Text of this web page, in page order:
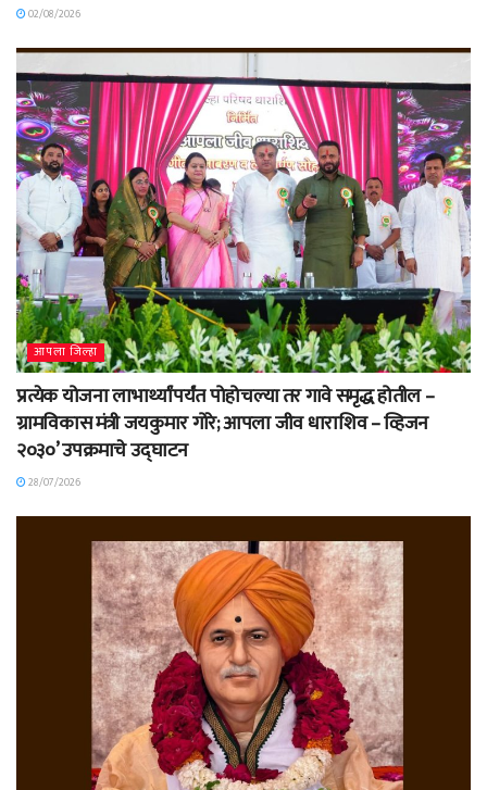
02/08/2026
आपला जिल्हा
प्रत्येक योजना लाभार्थ्यांपर्यंत पोहोचल्या तर गावे समृद्ध होतील –
ग्रामविकास मंत्री जयकुमार गोरे; आपला जीव धाराशिव – व्हिजन
२०३०’ उपक्रमाचे उद्घाटन
28/07/2026